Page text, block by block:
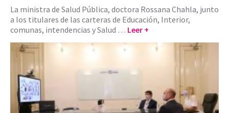
La ministra de Salud Pública, doctora Rossana Chahla, junto
a los titulares de las carteras de Educación, Interior,
comunas, intendencias y Salud … Leer +